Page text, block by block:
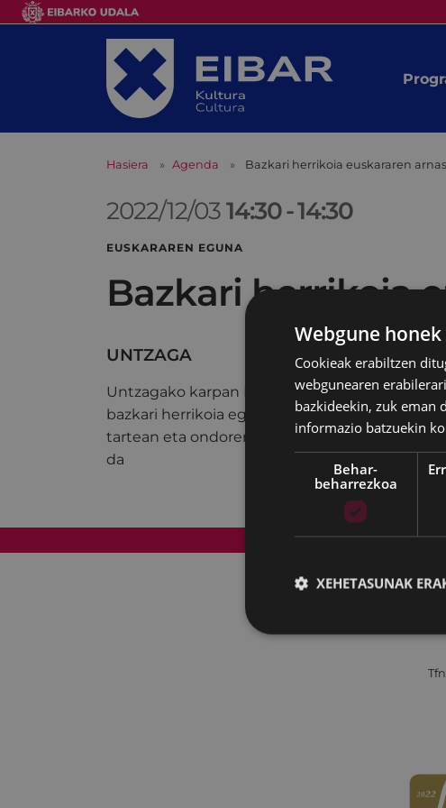
Hasiera Agenda Bazkari herrikoia euskararen
2022/12/0314:30-14:30
EUSKARAREN EGUNA
Bazkari herrikoia
UNTZAGA
Untzagako karpan Euskaraz boteprontoan
bazkari herrikoia egongo da. Helburua karpako
tartean eta ondorengo ekitaldietan
da
Web mapa
Webgune
Cookieak erabiltzen
webgunearen
bazkideekin, zuk eman
informazio batzuekin
Behar-
beharrezkoa
XEHETASUNAK